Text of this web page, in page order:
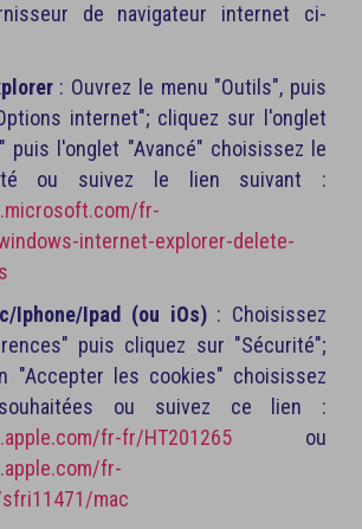
de navigateur internet ci-
: Ouvrez le menu "Outils", puis
internet"; cliquez sur l'onglet
puis l'onglet "Avancé" choisissez le
ou suivez le lien suivant :
fr-
internet-explorer-delete-
Iphone/Ipad (ou iOs): Choisissez
puis cliquez sur "Sécurité";
"Accepter les cookies" choisissez
ou suivez ce lien :
fr-fr/HT201265 ou
fr-
mac